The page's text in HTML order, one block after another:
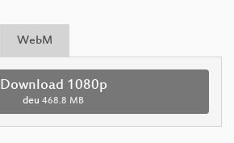
WebM
Download 1080p
deu 468.8 MB